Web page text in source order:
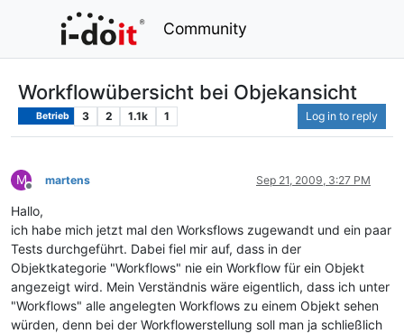
Community
Workflowübersicht bei Objekansicht
Betrieb 3 2 1.1k 1 Log in to reply
M
Offline
martens Sep 21, 2009, 3:27 PM
Hallo,
ich habe mich jetzt mal den Worksflows zugewandt und ein paar
Tests durchgeführt. Dabei fiel mir auf, dass in der
Objektkategorie "Workflows" nie ein Workflow für ein Objekt
angezeigt wird. Mein Verständnis wäre eigentlich, dass ich unter
"Workflows" alle angelegten Workflows zu einem Objekt sehen
würden, denn bei der Workflowerstellung soll man ja schließlich